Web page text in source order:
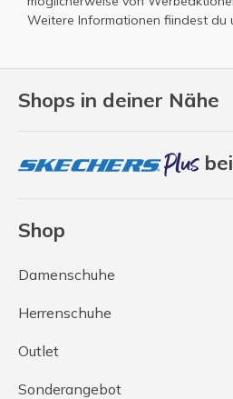
Shops in deiner Nähe
Shop
Damenschuhe
Herrenschuhe
Outlet
Sonderangebot
Weitere Informationen fiindest du